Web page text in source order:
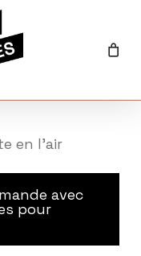
en l’air
avec
pour